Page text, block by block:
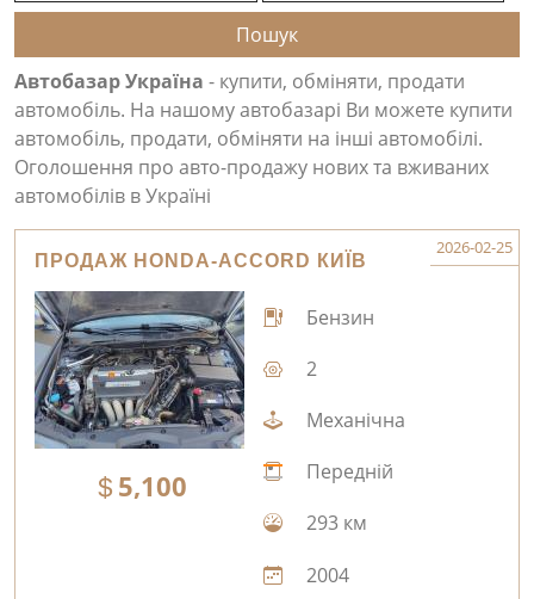
Автобазар Україна - купити, обміняти, продати
автомобіль. На нашому автобазарі Ви можете купити
автомобіль, продати, обміняти на інші автомобілі.
Оголошення про авто-продажу нових та вживаних
автомобілів в Україні
ПРОДАЖ HONDA-ACCORD КИЇВ
2026-02-25
5,100
Бензин
2
Механічна
Передній
293 км
2004